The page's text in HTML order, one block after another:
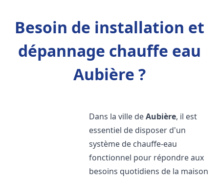
Besoin de installation et
dépannage chauffe eau
Aubière ?
Dans la ville deAubière, il est
essentiel de disposer d'un
système de chauffe-eau
fonctionnel pour répondre aux
besoins quotidiens de la maison